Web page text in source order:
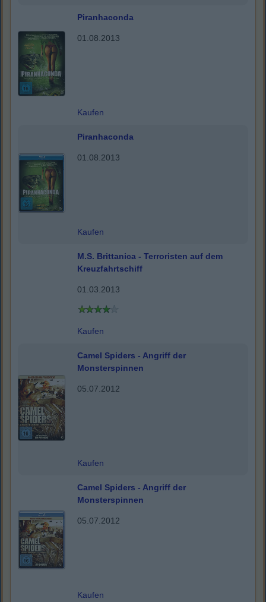
Piranhaconda
01.08.2013
Kaufen
Piranhaconda
01.08.2013
Kaufen
M.S. Brittanica - Terroristen auf dem
Kreuzfahrtschiff
01.03.2013
Kaufen
Camel Spiders - Angriff der
Monsterspinnen
05.07.2012
Kaufen
Camel Spiders - Angriff der
Monsterspinnen
05.07.2012
Kaufen